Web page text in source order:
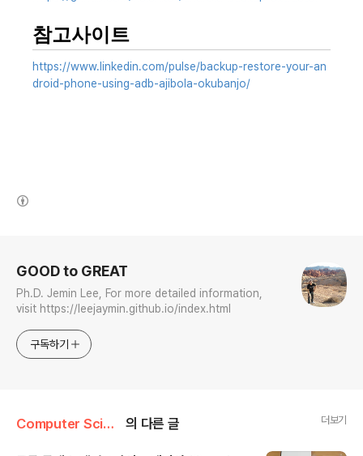
참고사이트
https://www.linkedin.com/pulse/backup-restore-your-an
droid-phone-using-adb-ajibola-okubanjo/
GOOD to GREAT
Ph.D. Jemin Lee, For more detailed information,
visit https://leejaymin.github.io/index.html
구독하기
Computer Science/Android Application 의 다른 글 더보기